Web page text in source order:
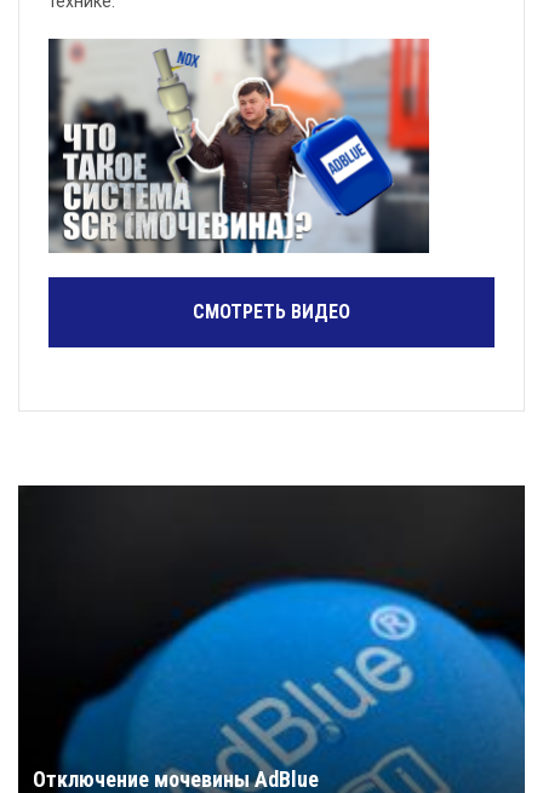
СМОТРЕТЬ ВИДЕО
Отключение мочевины AdBlue